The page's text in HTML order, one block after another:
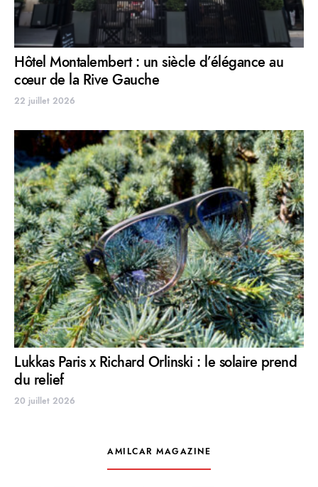
Hôtel Montalembert : un siècle d’élégance au
cœur de la Rive Gauche
22 juillet 2026
Lukkas Paris x Richard Orlinski : le solaire prend
du relief
20 juillet 2026
AMILCAR MAGAZINE